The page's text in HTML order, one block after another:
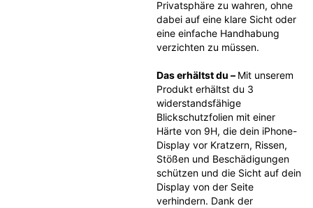
Privatsphäre zu wahren, ohne
dabei auf eine klare Sicht oder
eine einfache Handhabung
verzichten zu müssen.
Das erhältst du – Mit unserem
Produkt erhältst du 3
widerstandsfähige
Blickschutzfolien mit einer
Härte von 9H, die dein iPhone-
Display vor Kratzern, Rissen,
Stößen und Beschädigungen
schützen und die Sicht auf dein
Display von der Seite
verhindern. Dank der